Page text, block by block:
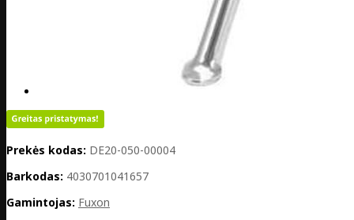
Prekės kodas: DE20-050-00004
Barkodas: 4030701041657
Gamintojas: Fuxon